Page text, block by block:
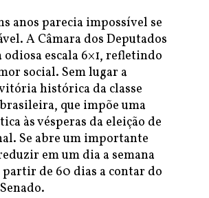
anos parecia impossível se
A Câmara dos Deputados
escala 6×1, refletindo
social. Sem lugar a
histórica da classe
que impõe uma
às vésperas da eleição de
Se abre um importante
em um dia a semana
de 60 dias a contar do